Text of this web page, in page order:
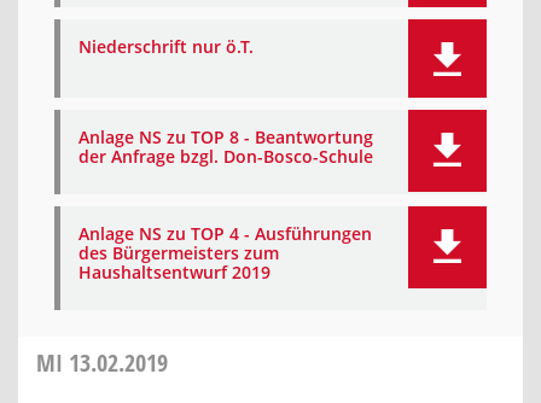
Niederschrift nur ö.T.
Anlage NS zu TOP 8 - Beantwortung
der Anfrage bzgl. Don-Bosco-Schule
Anlage NS zu TOP 4 - Ausführungen
des Bürgermeisters zum
Haushaltsentwurf 2019
MI 13.02.2019